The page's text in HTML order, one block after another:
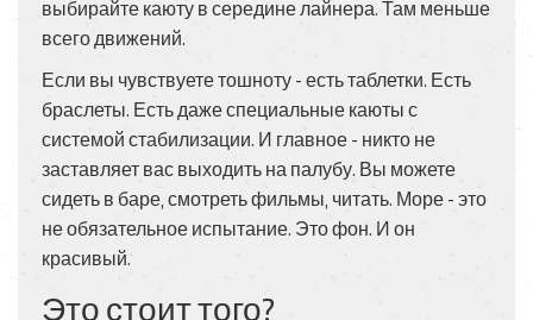
выбирайте каюту в середине лайнера. Там меньше
всего движений.
Если вы чувствуете тошноту - есть таблетки. Есть
браслеты. Есть даже специальные каюты с
системой стабилизации. И главное - никто не
заставляет вас выходить на палубу. Вы можете
сидеть в баре, смотреть фильмы, читать. Море - это
не обязательное испытание. Это фон. И он
красивый.
Это стоит того?